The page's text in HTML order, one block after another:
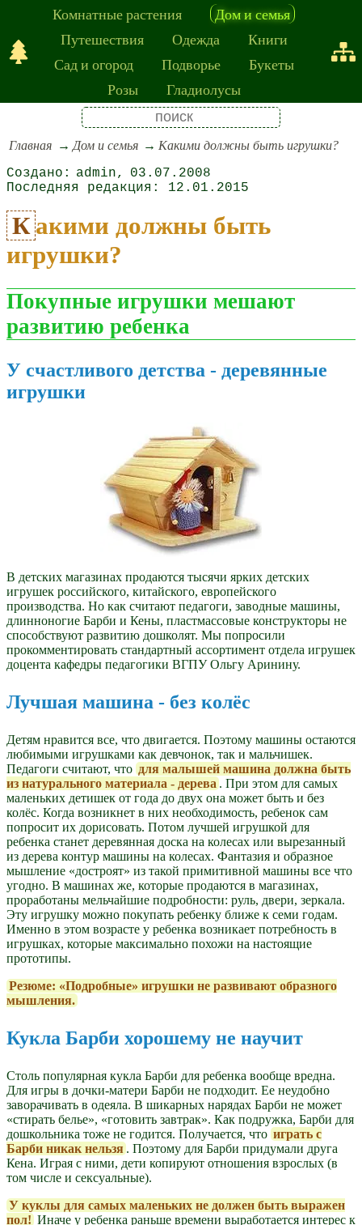
Комнатные растения
Дом и семья
Путешествия
Одежда
Книги
Сад и огород
Подворье
Букеты
Розы
Гладиолусы
Главная Дом и семья Какими должны быть игрушки?
admin
03.07.2008
12.01.2015
Какими должны быть
игрушки?
Покупные игрушки мешают
развитию ребенка
У счастливого детства - деревянные
игрушки
В детских магазинах продаются тысячи ярких детских
игрушек российского, китайского, европейского
производства. Но как считают педагоги, заводные машины,
длинноногие Барби и Кены, пластмассовые конструкторы не
способствуют развитию дошколят. Мы попросили
прокомментировать стандартный ассортимент отдела игрушек
доцента кафедры педагогики ВГПУ Ольгу Аринину.
Лучшая машина - без колёс
Детям нравится все, что двигается. Поэтому машины остаются
любимыми игрушками как девчонок, так и мальчишек.
Педагоги считают, что для малышей машина должна быть
из натурального материала - дерева . При этом для самых
маленьких детишек от года до двух она может быть и без
колёс. Когда возникнет в них необходимость, ребенок сам
попросит их дорисовать. Потом лучшей игрушкой для
ребенка станет деревянная доска на колесах или вырезанный
из дерева контур машины на колесах. Фантазия и образное
мышление «достроят» из такой примитивной машины все что
угодно. В машинах же, которые продаются в магазинах,
проработаны мельчайшие подробности: руль, двери, зеркала.
Эту игрушку можно покупать ребенку ближе к семи годам.
Именно в этом возрасте у ребенка возникает потребность в
игрушках, которые максимально похожи на настоящие
прототипы.
Резюме: «Подробные» игрушки не развивают образного
мышления.
Кукла Барби хорошему не научит
Столь популярная кукла Барби для ребенка вообще вредна.
Для игры в дочки-матери Барби не подходит. Ее неудобно
заворачивать в одеяла. В шикарных нарядах Барби не может
«стирать белье», «готовить завтрак». Как подружка, Барби для
дошкольника тоже не годится. Получается, что играть с
Барби никак нельзя . Поэтому для Барби придумали друга
Кена. Играя с ними, дети копируют отношения взрослых (в
том числе и сексуальные).
У куклы для самых маленьких не должен быть выражен
пол! Иначе у ребенка раньше времени выработается интерес к